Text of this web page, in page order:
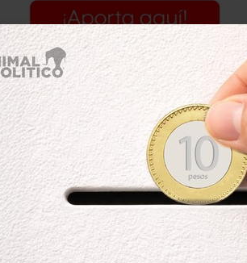
“Se aplicaron de inmediato las
rápidamente”, señaló la empresa en un
Portuaria Integral de
que estuvo presente en el
determinó que no era